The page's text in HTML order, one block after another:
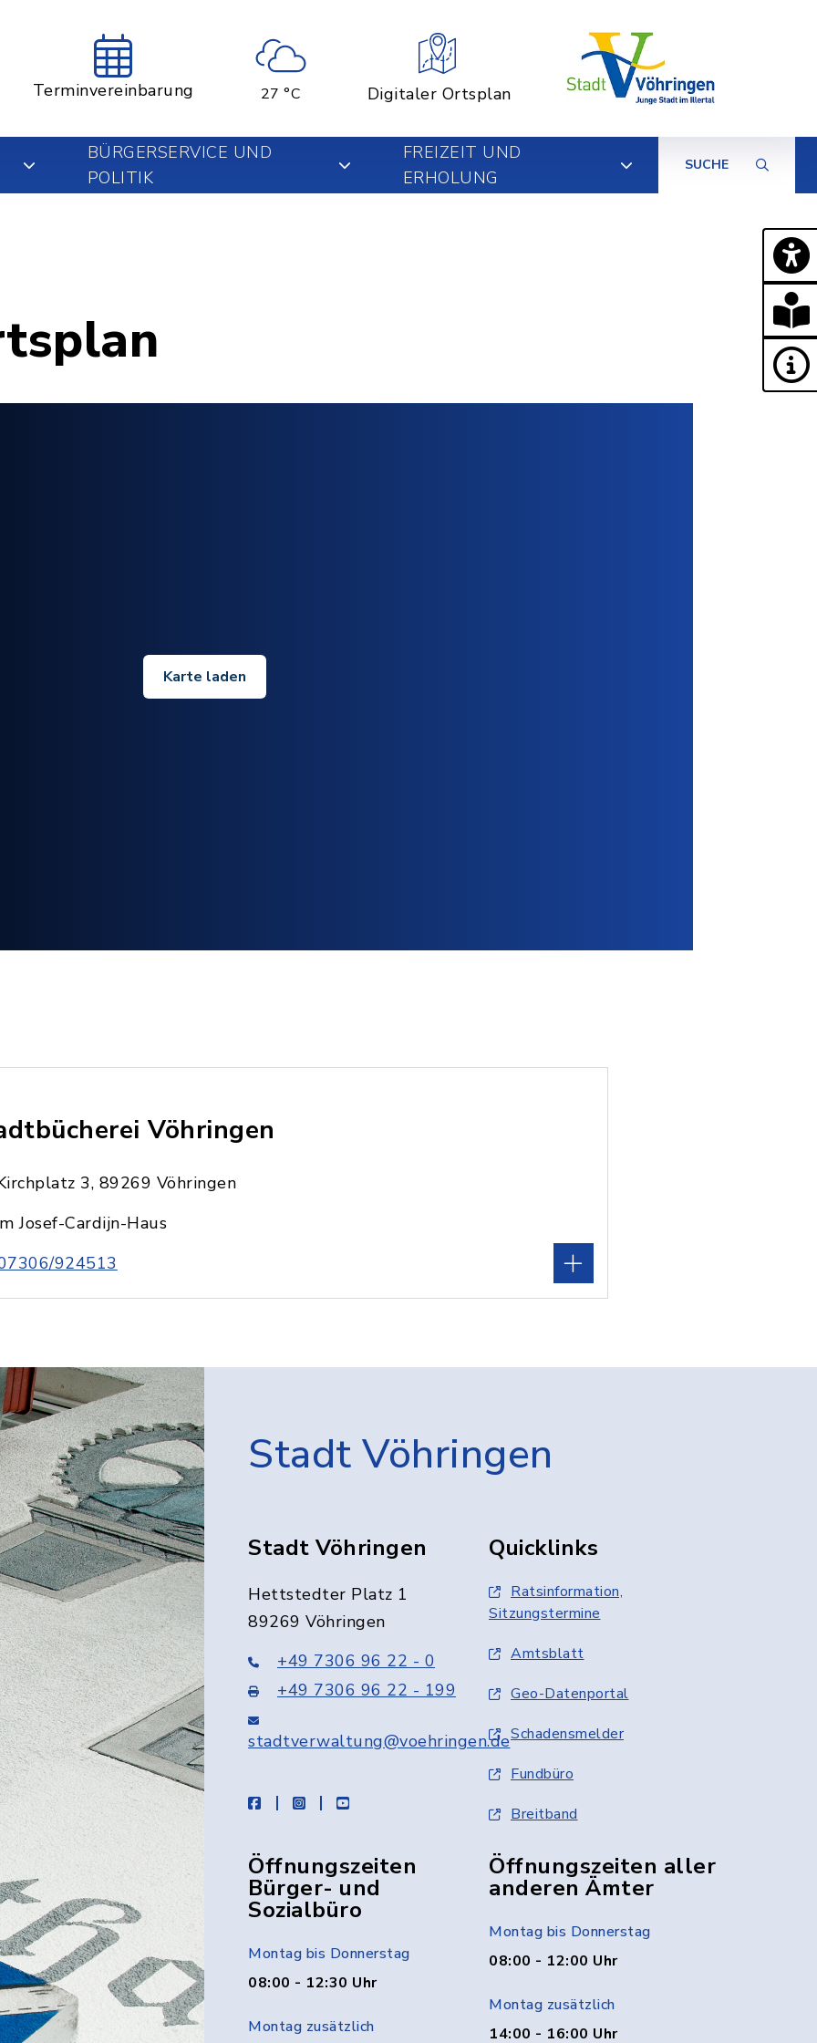
Terminvereinbarung 27 °C Digitaler Ortsplan
BÜRGERSERVICE UND
POLITIK
FREIZEIT UND
ERHOLUNG
SUCHE
Karte laden
Vöhringen
3, 89269 Vöhringen
Josef-Cardijn-Haus
924513
Stadt Vöhringen
Stadt Vöhringen
Hettstedter Platz 1
89269 Vöhringen
+49 7306 96 22 - 0
+49 7306 96 22 - 199
stadtverwaltung@voehringen.de
facebookinstagramyoutube
Quicklinks
Ratsinformation,
Sitzungstermine
Amtsblatt
Geo-Datenportal
Schadensmelder
Fundbüro
Breitband
Öffnungszeiten
Bürger- und
Sozialbüro
Montag bis Donnerstag
08:00 - 12:30 Uhr
Montag zusätzlich
Öffnungszeiten aller
anderen Ämter
Montag bis Donnerstag
08:00 - 12:00 Uhr
Montag zusätzlich
14:00 - 16:00 Uhr